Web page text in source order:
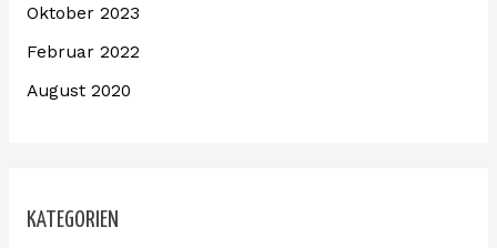
Oktober 2023
Februar 2022
August 2020
KATEGORIEN